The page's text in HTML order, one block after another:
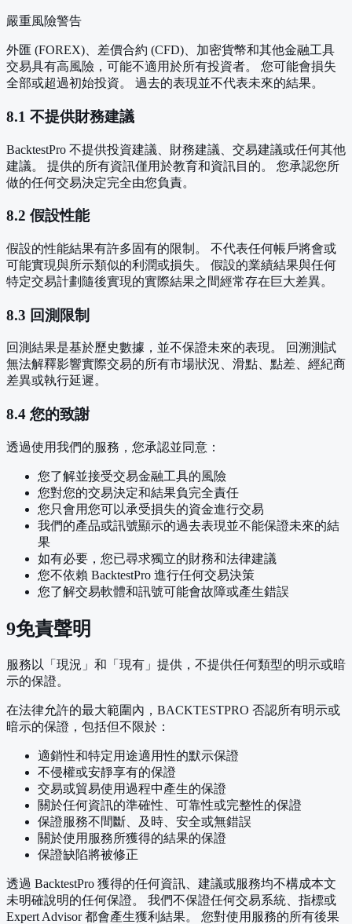
嚴重風險警告
外匯 (FOREX)、差價合約 (CFD)、加密貨幣和其他金融工具
交易具有高風險，可能不適用於所有投資者。 您可能會損失
全部或超過初始投資。 過去的表現並不代表未來的結果。
8.1 不提供財務建議
BacktestPro 不提供投資建議、財務建議、交易建議或任何其他
建議。 提供的所有資訊僅用於教育和資訊目的。 您承認您所
做的任何交易決定完全由您負責。
8.2 假設性能
假設的性能結果有許多固有的限制。 不代表任何帳戶將會或
可能實現與所示類似的利潤或損失。 假設的業績結果與任何
特定交易計劃隨後實現的實際結果之間經常存在巨大差異。
8.3 回測限制
回測結果是基於歷史數據，並不保證未來的表現。 回溯測試
無法解釋影響實際交易的所有市場狀況、滑點、點差、經紀商
差異或執行延遲。
8.4 您的致謝
透過使用我們的服務，您承認並同意：
您了解並接受交易金融工具的風險
您對您的交易決定和結果負完全責任
您只會用您可以承受損失的資金進行交易
我們的產品或訊號顯示的過去表現並不能保證未來的結
果
如有必要，您已尋求獨立的財務和法律建議
您不依賴 BacktestPro 進行任何交易決策
您了解交易軟體和訊號可能會故障或產生錯誤
9免責聲明
服務以「現況」和「現有」提供，不提供任何類型的明示或暗
示的保證。
在法律允許的最大範圍內，BACKTESTPRO 否認所有明示或
暗示的保證，包括但不限於：
適銷性和特定用途適用性的默示保證
不侵權或安靜享有的保證
交易或貿易使用過程中產生的保證
關於任何資訊的準確性、可靠性或完整性的保證
保證服務不間斷、及時、安全或無錯誤
關於使用服務所獲得的結果的保證
保證缺陷將被修正
透過 BacktestPro 獲得的任何資訊、建議或服務均不構成本文
未明確說明的任何保證。 我們不保證任何交易系統、指標或
Expert Advisor 都會產生獲利結果。 您對使用服務的所有後果